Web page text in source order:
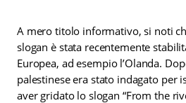
A mero titolo informativo, si noti
slogan è stata recentemente
Europea, ad esempio l’Olanda.
palestinese era stato indagato per
aver gridato lo slogan “From the